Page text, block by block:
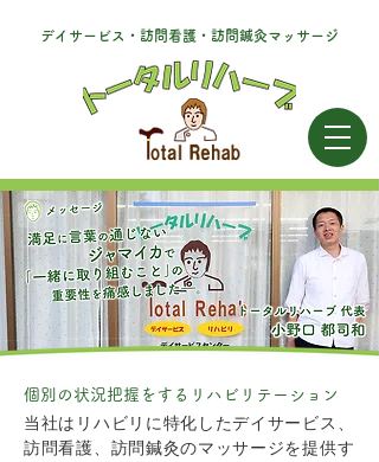
デイサービス・訪問看護・訪問鍼灸マッサージ
個別の状況把握をするリハビリテーション
当社はリハビリに特化したデイサービス、
訪問看護、訪問鍼灸のマッサージを提供す